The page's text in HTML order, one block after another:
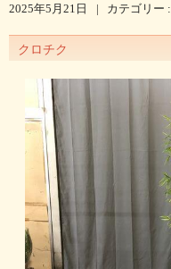
2025年5月21日 | カテゴリー :
クロチク